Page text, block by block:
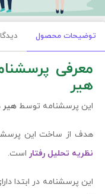
توضیحات محصول
معرفی
هیر
این پرسشنامه توسط هیر
هدف از ساخت این
نظریه تحلیل رفتار است.